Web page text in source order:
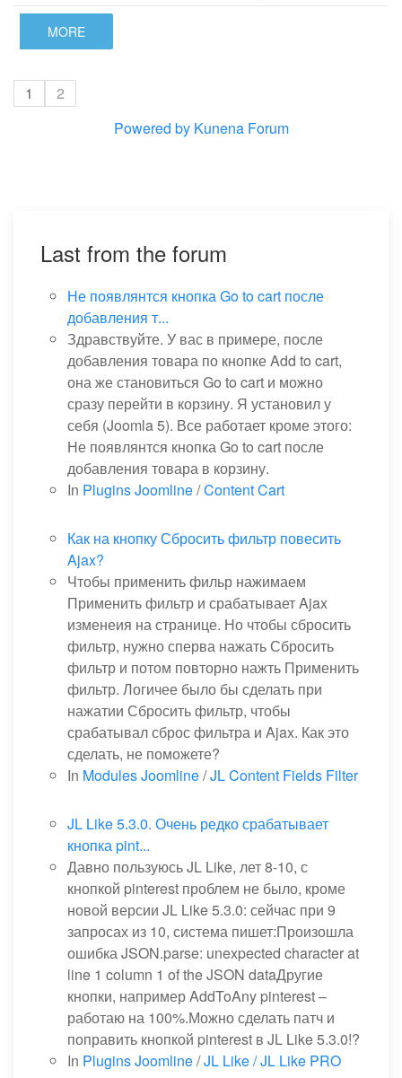
MORE
1
2
Powered by Kunena Forum
Last from the forum
Не появлянтся кнопка Go to cart после
добавления т...
Здравствуйте. У вас в примере, после
добавления товара по кнопке Add to cart,
она же становиться Go to cart и можно
сразу перейти в корзину. Я установил у
себя (Joomla 5). Все работает кроме этого:
Не появлянтся кнопка Go to cart после
добавления товара в корзину.
In Plugins Joomline/Content Cart
Как на кнопку Сбросить фильтр повесить
Ajax?
Чтобы применить фильр нажимаем
Применить фильтр и срабатывает Ajax
изменеия на странице. Но чтобы сбросить
фильтр, нужно сперва нажать Сбросить
фильтр и потом повторно нажть Применить
фильтр. Логичее было бы сделать при
нажатии Сбросить фильтр, чтобы
срабатывал сброс фильтра и Ajax. Как это
сделать, не поможете?
In Modules Joomline/JL Content Fields Filter
JL Like 5.3.0. Очень редко срабатывает
кнопка pint...
Давно пользуюсь JL Like, лет 8-10, с
кнопкой pinterest проблем не было, кроме
новой версии JL Like 5.3.0: сейчас при 9
запросах из 10, система пишет:Произошла
ошибка JSON.parse: unexpected character at
line 1 column 1 of the JSON dataДругие
кнопки, например AddToAny pinterest –
работаю на 100%.Можно сделать патч и
поправить кнопкой pinterest в JL Like 5.3.0!?
In Plugins Joomline/JL Like / JL Like PRO